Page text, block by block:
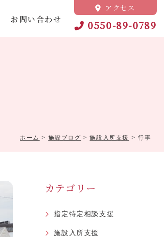
お問い合わせ
アクセス
0550-89-0789
ホーム > 施設ブログ >施設入所支援 > 行事
カテゴリー
指定特定相談支援
施設入所支援